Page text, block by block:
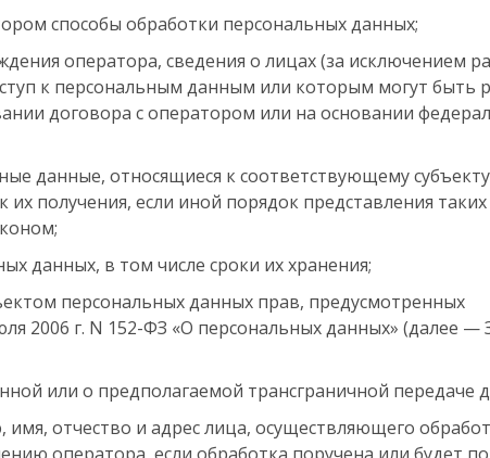
способы обработки персональных данных;
оператора, сведения о лицах (за исключением
к персональным данным или которым могут быть
договора с оператором или на основании
данные, относящиеся к соответствующему субъекту
получения, если иной порядок представления
данных, в том числе сроки их хранения;
персональных данных прав, предусмотренных
2006 г. N 152-ФЗ «О персональных данных» (далее —
или о предполагаемой трансграничной передаче
отчество и адрес лица, осуществляющего